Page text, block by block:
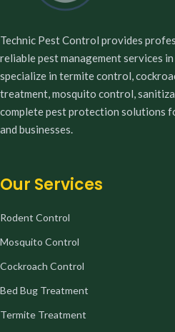
Technic Pest Control provides
reliable pest management services
specialize in termite control,
treatment, mosquito control,
complete pest protection solutions
and businesses.
Our Services
Rodent Control
Mosquito Control
Cockroach Control
Bed Bug Treatment
Termite Treatment